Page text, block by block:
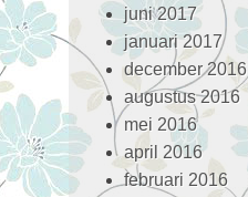
juni 2017
januari 2017
december 2016
augustus 2016
mei 2016
april 2016
februari 2016